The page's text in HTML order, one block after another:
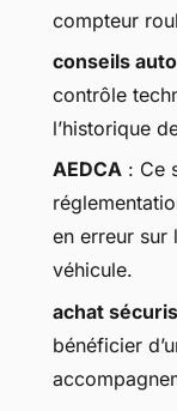
compteur
conseils auto
contrôle
l’historique
AEDCA : Ce
en erreur sur
véhicule.
achat
bénéficier